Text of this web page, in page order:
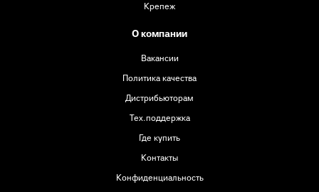
Крепеж
О компании
Вакансии
Политика качества
Дистрибьюторам
Тех.поддержка
Где купить
Контакты
Конфиденциальность